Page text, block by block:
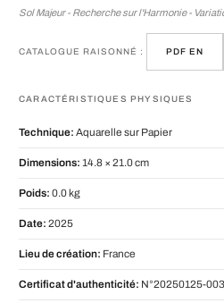
Sol Majeur - Recherche sur l'Harmonie -
CATALOGUE RAISONNÉ : PDF EN
CARACTÉRISTIQUES PHYSIQUES
Technique: Aquarelle sur Papier
Dimensions: 14.8 × 21.0 cm
Poids: 0.0 kg
Date: 2025
Lieu de création: France
Certificat d'authenticité: N°20250125-